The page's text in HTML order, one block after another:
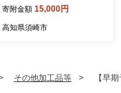
冷凍 真空 小分け 個包装 お
つまみ おかず 惣菜 晩ごは
寄附金額 15,000円
高知県須崎市
その他加工品等 【早